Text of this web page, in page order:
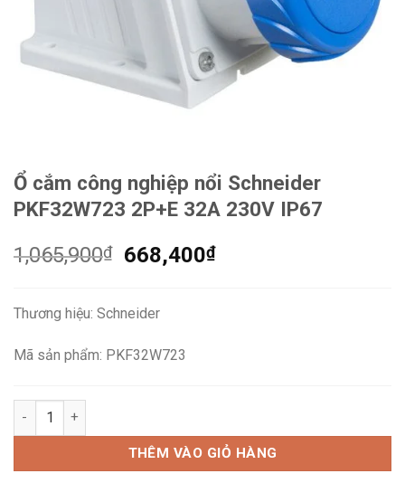
Ổ cắm công nghiệp nổi Schneider
PKF32W723 2P+E 32A 230V IP67
1,065,900₫
Giá
1,065,900₫.
668,400₫Giá
Thương hiệu: Schneider
Mã sản phẩm: PKF32W723
Ổ cắm công nghiệp nổi Schneider PKF32W723 2P+E 32A 230V
THÊM VÀO GIỎ HÀNG